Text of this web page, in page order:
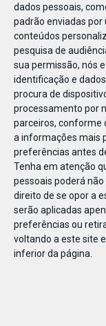
dados pessoais,
padrão enviadas por
conteúdos
pesquisa de
sua permissão, nós
identificação e
procura de
processamento por
parceiros, conforme
a informações mais
preferências antes
Tenha em atenção
pessoais poderá
direito de se opor a
serão aplicadas
preferências ou
voltando a este site
inferior da página.